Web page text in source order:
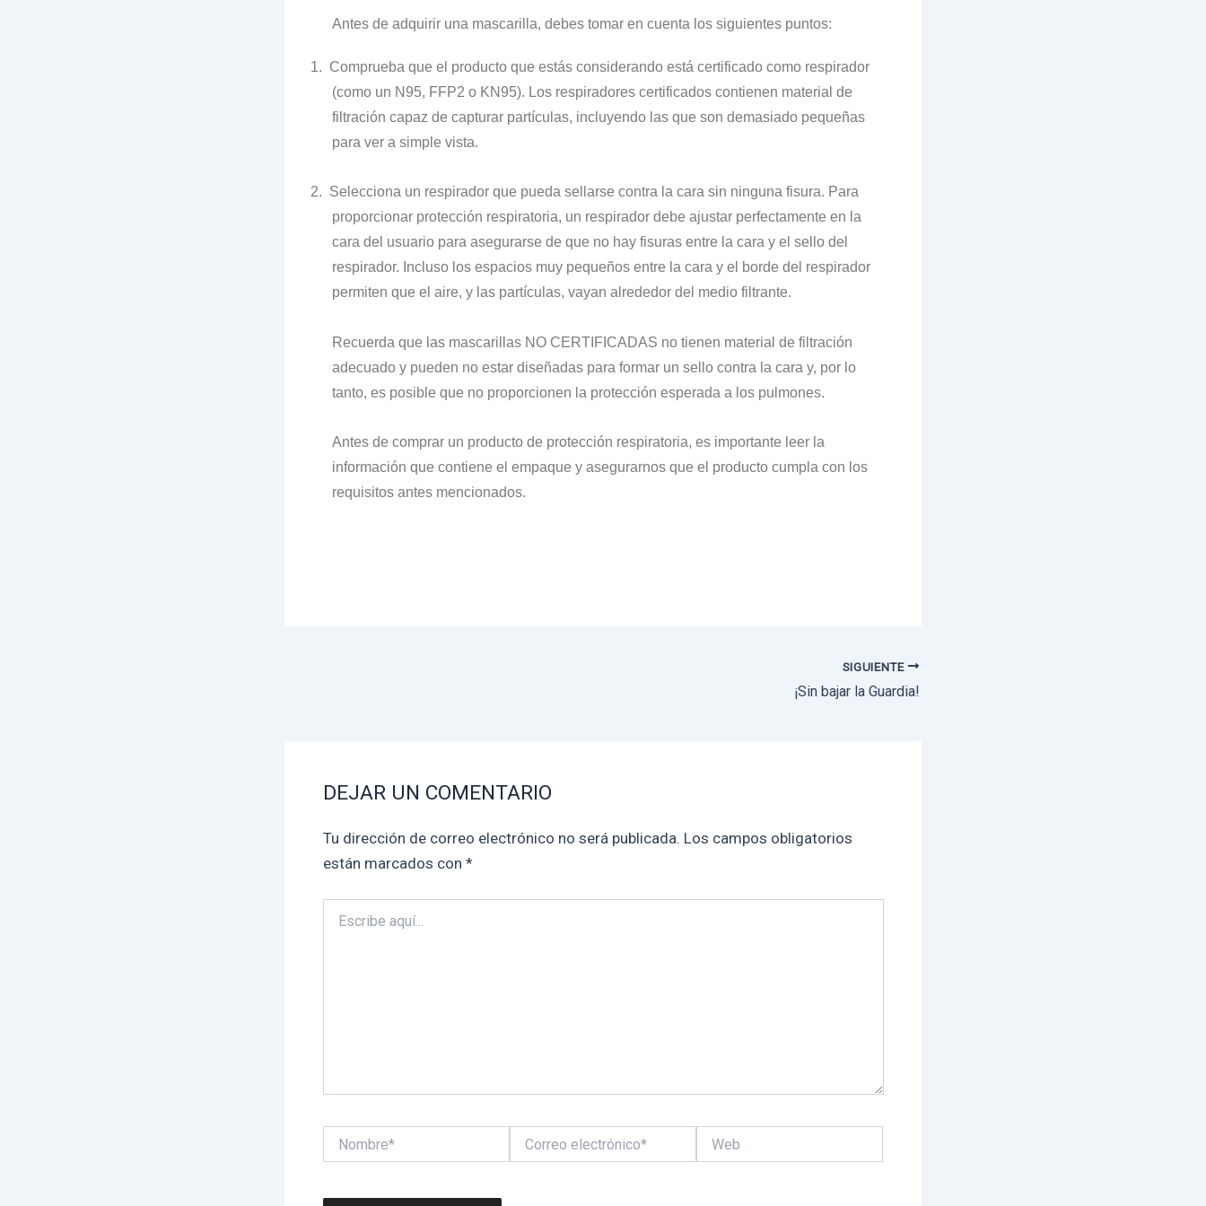
Antes de adquirir una mascarilla, debes tomar en cuenta los siguientes puntos:
1. Comprueba que el producto que estás considerando está certificado como respirador
(como un N95, FFP2 o KN95). Los respiradores certificados contienen material de
filtración capaz de capturar partículas, incluyendo las que son demasiado pequeñas
para ver a simple vista.
2. Selecciona un respirador que pueda sellarse contra la cara sin ninguna fisura. Para
proporcionar protección respiratoria, un respirador debe ajustar perfectamente en la
cara del usuario para asegurarse de que no hay fisuras entre la cara y el sello del
respirador. Incluso los espacios muy pequeños entre la cara y el borde del respirador
permiten que el aire, y las partículas, vayan alrededor del medio filtrante.
Recuerda que las mascarillas NO CERTIFICADAS no tienen material de filtración
adecuado y pueden no estar diseñadas para formar un sello contra la cara y, por lo
tanto, es posible que no proporcionen la protección esperada a los pulmones.
Antes de comprar un producto de protección respiratoria, es importante leer la
información que contiene el empaque y asegurarnos que el producto cumpla con los
requisitos antes mencionados.
SIGUIENTE
¡Sin bajar la Guardia!
DEJAR UN COMENTARIO
Tu dirección de correo electrónico no será publicada. Los campos obligatorios
están marcados con *
aquí...
electrónico*